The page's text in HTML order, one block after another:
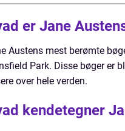
er Jane
Austens mest berømte
Park. Disse bøger er
over hele verden.
kendetegner